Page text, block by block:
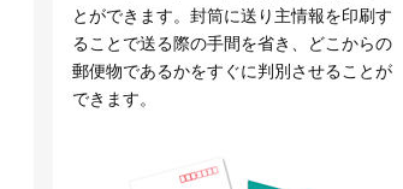
とができます。封筒に送り主情報を印刷す
ることで送る際の手間を省き、どこからの
郵便物であるかをすぐに判別させることが
できます。